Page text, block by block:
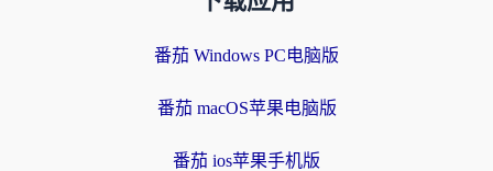
番茄 Windows PC电脑版
番茄 macOS苹果电脑版
番茄 ios苹果手机版